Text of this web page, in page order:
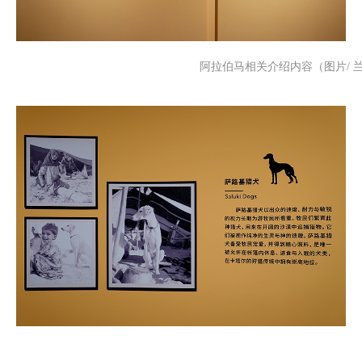
阿拉伯马相关介绍内容（图片/